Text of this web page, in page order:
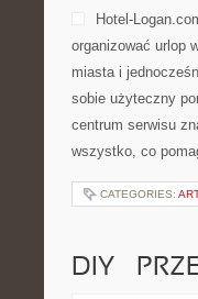
Hotel-
organizować urlop
miasta i
sobie użyteczny
centrum serwisu
wszystko, co
CATEGORIES:
DIY –